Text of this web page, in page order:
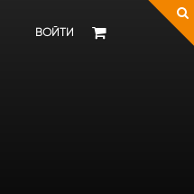
ВОЙТИ